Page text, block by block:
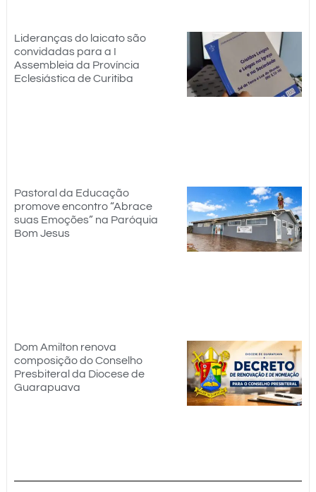
Lideranças do laicato são
convidadas para a I
Assembleia da Província
Eclesiástica de Curitiba
Pastoral da Educação
promove encontro “Abrace
suas Emoções” na Paróquia
Bom Jesus
Dom Amilton renova
composição do Conselho
Presbiteral da Diocese de
Guarapuava